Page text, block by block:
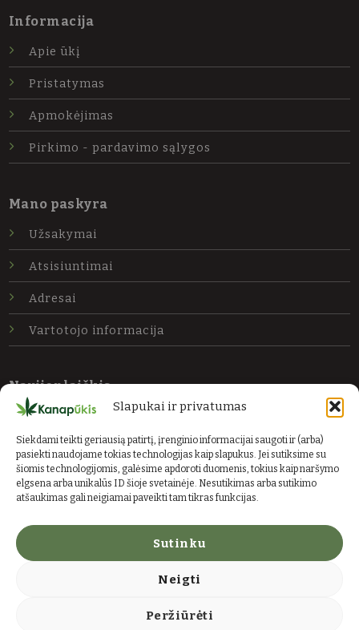
Slapukai ir privatumas
Siekdami teikti geriausią patirtį, įrenginio informacijai saugoti ir (arba)
pasiekti naudojame tokias technologijas kaip slapukus. Jei sutiksime su
šiomis technologijomis, galėsime apdoroti duomenis, tokius kaip naršymo
elgsena arba unikalūs ID šioje svetainėje. Nesutikimas arba sutikimo
atšaukimas gali neigiamai paveikti tam tikras funkcijas.
Sutinku
Neigti
Peržiūrėti
Informacija
Apie ūkį
Pristatymas
Apmokėjimas
Pirkimo - pardavimo sąlygos
Mano paskyra
Užsakymai
Atsisiuntimai
Adresai
Vartotojo informacija
Naujienlaiškis
Prenumeruokite mūsų naujienas ir gaukite
El. paštas Siųsti